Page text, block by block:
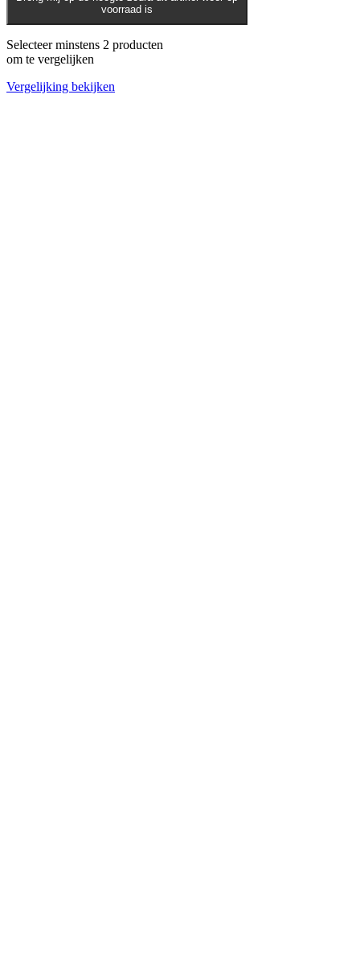
voorraad is
Selecteer minstens 2 producten
om te vergelijken
Vergelijking bekijken